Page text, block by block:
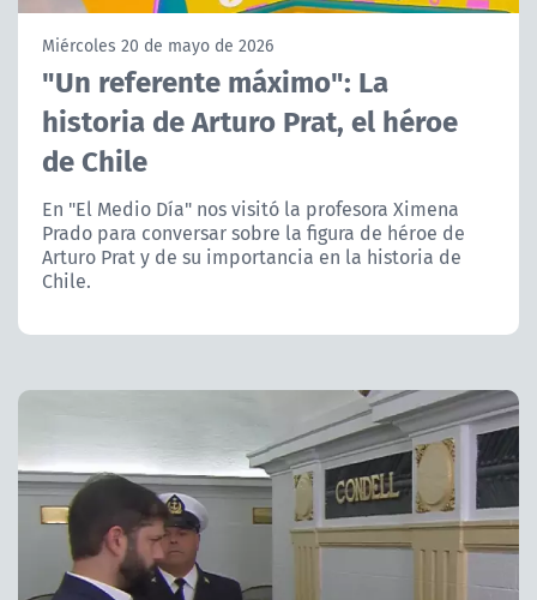
ACTUALIDAD Y TENDENCIAS
CORPORATIVO Y TRANSPARENCIA
CANAL DE DENUNCIAS
ÁREA DE PROYECTOS
Miércoles 20 de mayo de 2026
"Un referente máximo": La
historia de Arturo Prat, el héroe
de Chile
En "El Medio Día" nos visitó la profesora Ximena
Prado para conversar sobre la figura de héroe de
Arturo Prat y de su importancia en la historia de
Chile.